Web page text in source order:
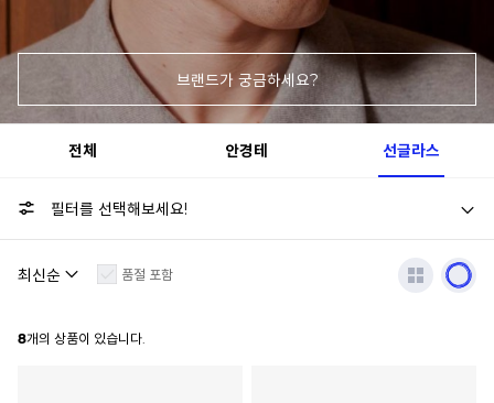
브랜드가 궁금하세요?
전체 안경테 선글라스
필터를 선택해보세요!
품절 포함
8개의 상품이 있습니다.